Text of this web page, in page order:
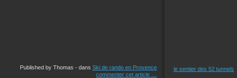
Published by Thomas - dans Ski de rando en Provence
commenter cet article
le sentier des 52 tunnels